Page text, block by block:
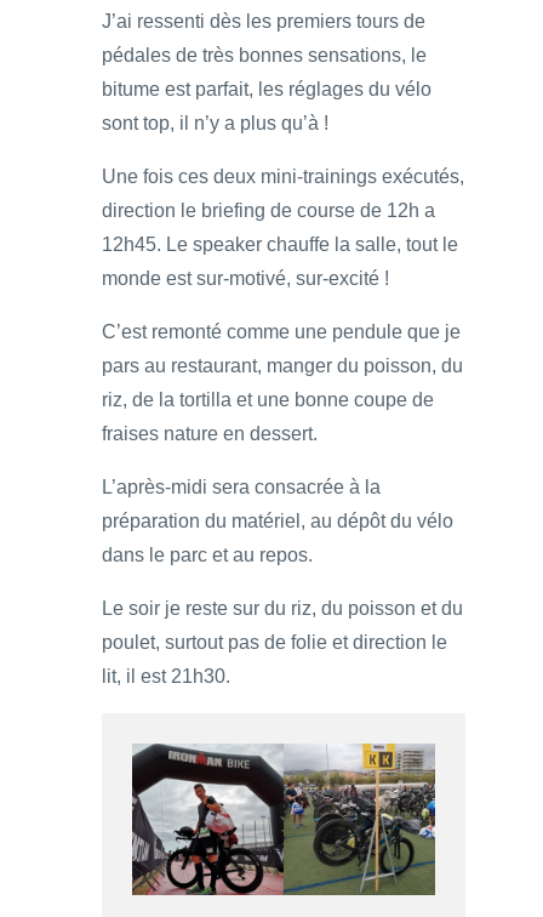
J’ai ressenti dès les premiers tours de
pédales de très bonnes sensations, le
bitume est parfait, les réglages du vélo
sont top, il n’y a plus qu’à !
Une fois ces deux mini-trainings exécutés,
direction le briefing de course de 12h a
12h45. Le speaker chauffe la salle, tout le
monde est sur-motivé, sur-excité !
C’est remonté comme une pendule que je
pars au restaurant, manger du poisson, du
riz, de la tortilla et une bonne coupe de
fraises nature en dessert.
L’après-midi sera consacrée à la
préparation du matériel, au dépôt du vélo
dans le parc et au repos.
Le soir je reste sur du riz, du poisson et du
poulet, surtout pas de folie et direction le
lit, il est 21h30.